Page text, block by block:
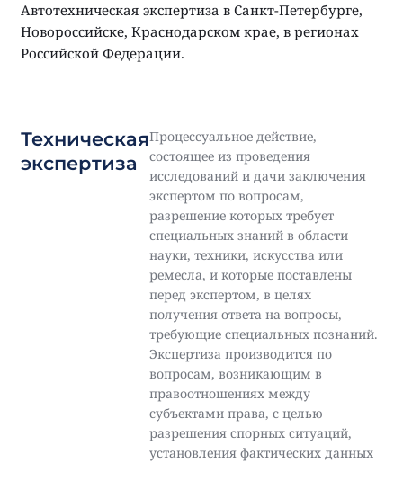
Автотехническая экспертиза в Санкт-Петербурге,
Новороссийске, Краснодарском крае, в регионах
Российской Федерации.
Техническая
экспертиза
Процессуальное действие,
состоящее из проведения
исследований и дачи заключения
экспертом по вопросам,
разрешение которых требует
специальных знаний в области
науки, техники, искусства или
ремесла, и которые поставлены
перед экспертом, в целях
получения ответа на вопросы,
требующие специальных познаний.
Экспертиза производится по
вопросам, возникающим в
правоотношениях между
субъектами права, с целью
разрешения спорных ситуаций,
установления фактических данных